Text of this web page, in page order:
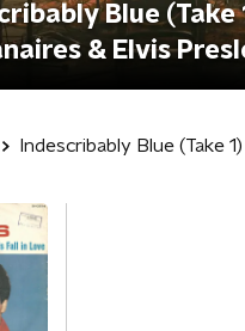
Blue (Take
& Elvis
Indescribably Blue (Take 1)